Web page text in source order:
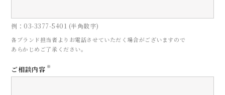
例：03-3377-5401 (半角数字)
各ブランド担当者よりお電話させていただく場合がございますので
あらかじめご了承ください。
ご相談内容 ※